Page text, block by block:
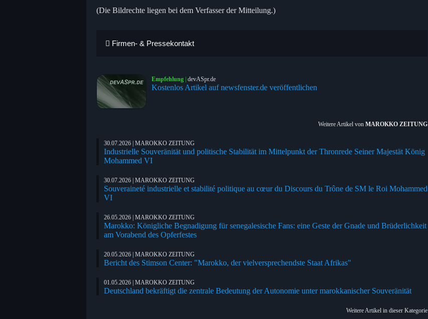
(Die Bildrechte liegen bei dem Verfasser der Mitteilung.)
Firmen- & Pressekontakt
Empfehlung | devASpr.de
Kostenlos Artikel auf newsfenster.de veröffentlichen
Weitere Artikel von MAROKKO ZEITUNG
30.07.2026 | MAROKKO ZEITUNG
Industrielle Souveränität und politische Stabilität im Mittelpunkt der Thronrede Seiner Majestät König
Mohammed VI
30.07.2026 | MAROKKO ZEITUNG
Souveraineté industrielle et stabilité politique au cœur du Discours du Trône de SM le Roi Mohammed
VI
26.05.2026 | MAROKKO ZEITUNG
Marokko: Königliche Begnadigung für senegalesische Fans: eine Geste der Gnade und Brüderlichkeit
am Vorabend des Opferfestes
20.05.2026 | MAROKKO ZEITUNG
Bericht des Stimson Center: "Marokko, der vielversprechendste Staat Afrikas"
01.05.2026 | MAROKKO ZEITUNG
Deutschland bekräftigt die zentrale Bedeutung der Autonomie unter marokkanischer Souveränität
Weitere Artikel in dieser Kategorie